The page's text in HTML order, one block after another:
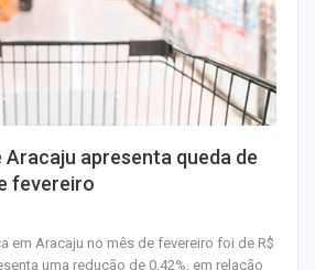
Aracaju apresenta queda de
fevereiro
em Aracaju no mês de fevereiro foi de R$
uma redução de 0,42%, em relação